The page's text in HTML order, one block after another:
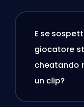
E se
giocatore
cheatando
un clip?